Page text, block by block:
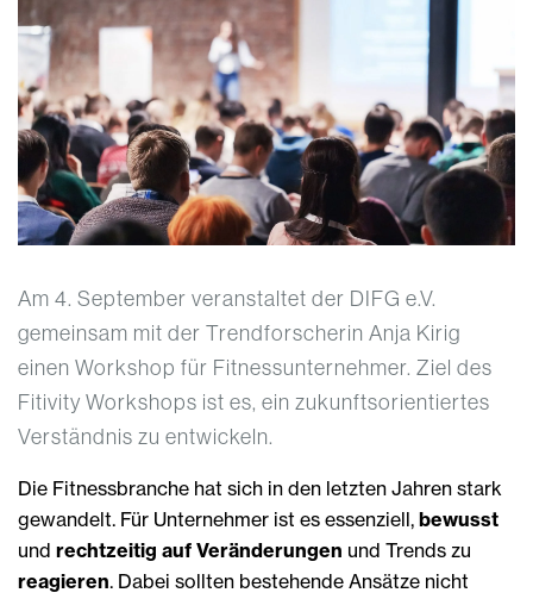
Am 4. September veranstaltet der DIFG e.V.
gemeinsam mit der Trendforscherin Anja Kirig
einen Workshop für Fitnessunternehmer. Ziel des
Fitivity Workshops ist es, ein zukunftsorientiertes
Verständnis zu entwickeln.
Die Fitnessbranche hat sich in den letzten Jahren stark
gewandelt. Für Unternehmer ist es essenziell, bewusst
und rechtzeitig auf Veränderungen und Trends zu
reagieren. Dabei sollten bestehende Ansätze nicht